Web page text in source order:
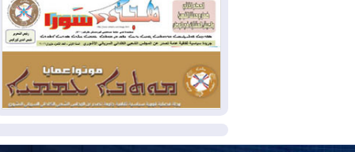
2026-08-02
مشروع "حسابي" يُمهل
الموظفين حتى نهاية أغسطس لاستلام
بطاقاتهم المصرفية
2026-08-02دمشق وعمّان تحذران بغداد:
أي هجوم من أراضي العراق سيواجه برد
المزيد